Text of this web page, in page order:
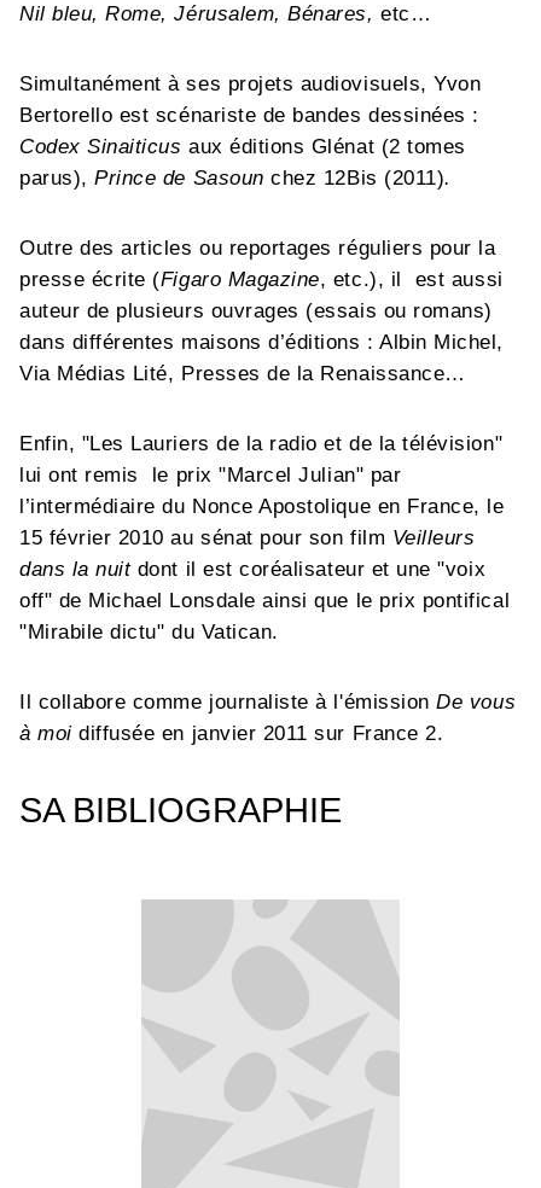
Nil bleu, Rome, Jérusalem, Bénares, etc…
Simultanément à ses projets audiovisuels, Yvon
Bertorello est scénariste de bandes dessinées :
Codex Sinaiticus aux éditions Glénat (2 tomes
parus),Prince de Sasoun chez 12Bis (2011).
Outre des articles ou reportages réguliers pour la
presse écrite (Figaro Magazine, etc.), il est aussi
auteur de plusieurs ouvrages (essais ou romans)
dans différentes maisons d’éditions : Albin Michel,
Via Médias Lité, Presses de la Renaissance…
Enfin, "Les Lauriers de la radio et de la télévision"
lui ont remis le prix "Marcel Julian" par
l’intermédiaire du Nonce Apostolique en France, le
15 février 2010 au sénat pour son film Veilleurs
dans la nuit dont il est coréalisateur et une "voix
off" de Michael Lonsdale ainsi que le prix pontifical
"Mirabile dictu" du Vatican.
Il collabore comme journaliste à l'émissionDe vous
à moi diffusée en janvier 2011 sur France 2.
SA BIBLIOGRAPHIE